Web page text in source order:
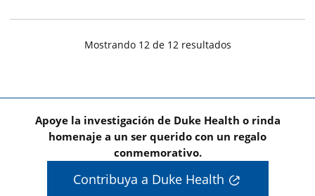
Mostrando 12 de 12 resultados
Apoye la investigación de Duke Health o rinda
homenaje a un ser querido con un regalo
conmemorativo.
Contribuya a Duke Health